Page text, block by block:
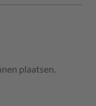
plaatsen.